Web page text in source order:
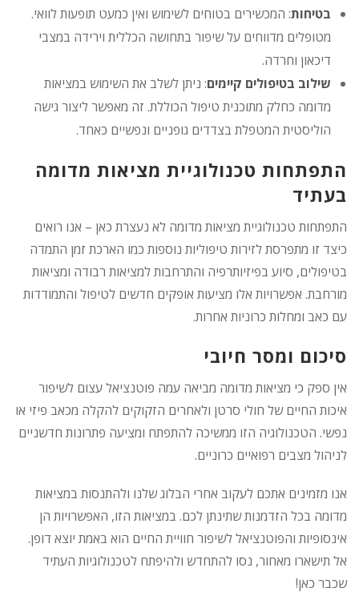
בטיחות: המכשירים בטוחים לשימוש ואין כמעט תופעות לוואי.
מטופלים מדווחים על שיפור בתחושה הכללית וירידה במצבי
דיכאון וחרדה.
שילוב בטיפולים קיימים: ניתן לשלב את השימוש במציאות
מדומה כחלק מתוכנית טיפול הכוללת. זה מאפשר ליצור גישה
הוליסטית המטפלת בצדדים גופניים ונפשיים כאחד.
התפתחות טכנולוגיית מציאות מדומה
בעתיד
התפתחות טכנולוגיית מציאות מדומה לא נעצרת כאן – אנו רואים
כיצד זו מתפרסת לזירות טיפוליות נוספות כמו הארכת זמן התמדה
בטיפולים, סיוע בפיזיותרפיה והתרחבות למציאות רבודה ומציאות
מורחבת. אפשרויות אלו מציעות אופקים חדשים לטיפול והתמודדות
עם כאב ומחלות כרוניות אחרות.
סיכום ומסר חיובי
אין ספק כי מציאות מדומה מביאה עמה פוטנציאל עצום לשיפור
איכות החיים של חולי סרטן ולאחרים הזקוקים להקלה מכאב פיזי או
נפשי. הטכנולוגיה הזו ממשיכה להתפתח ומציעה פתרונות חדשניים
לניהול מצבים רפואיים כרוניים.
אנו מזמינים אתכם לעקוב אחרי הבלוג שלנו ולהתנסות במציאות
מדומה בכל הזדמנות שתינתן לכם. במציאות הזו, האפשרויות הן
אינסופיות והפוטנציאל לשיפור חוויית החיים הוא באמת יוצא דופן.
אל תישארו מאחור, נסו להתחדש ולהיפתח לטכנולוגיות העתיד
שכבר כאן!